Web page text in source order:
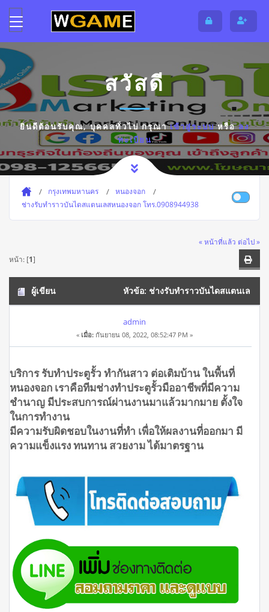
สวัสดี
ยินดีต้อนรับคุณ,บุคคลทั่วไปกรุณาเข้าสู่ระบบหรือลง
ทะเบียน
กรุงเทพมหานคร
หนองจอก
ช่างรับทำราวบันไดสแตนเลสหนองจอก โทร.0908944938
« หน้าที่แล้ว ต่อไป »
หน้า: [1]
ผู้เขียน หัวข้อ: ช่างรับทำราวบันไดสแตนเล
สหนองจอก โทร.0908944938 (อ่าน 17812 ครั้ง)
admin
« เมื่อ: กันยายน 08, 2022, 08:52:47 PM »
บริการ รับทำประตูรั้ว ทำกันสาว ต่อเติมบ้าน ในพื้นที่
หนองจอก เราคือทีมช่างทำประตูรั้วมืออาชีพที่มีความ
ชำนาญ มีประสบการณ์ผ่านงานมาแล้วมากมาย ตั้งใจ
ในการทำงาน
มีความรับผิดชอบในงานที่ทำ เพื่อให้ผลงานที่ออกมา มี
ความแข็งแรง ทนทาน สวยงาม ได้มาตรฐาน